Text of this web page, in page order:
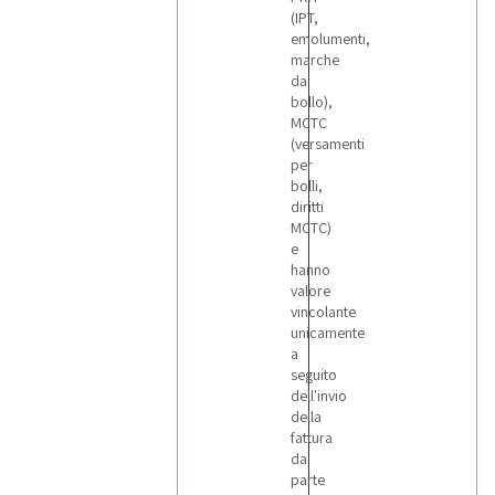
(IPT,
emolumenti,
marche
da
bollo),
MCTC
(versamenti
per
bolli,
diritti
MCTC)
e
hanno
valore
vincolante
unicamente
a
seguito
dell'invio
della
fattura
da
parte